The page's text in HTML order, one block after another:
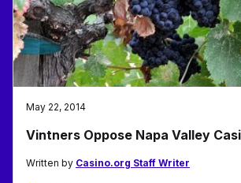
May 22, 2014
Vintners Oppose Napa Valley
Written by Casino.org Staff Writer